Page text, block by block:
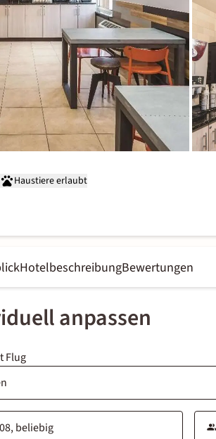
Haustiere erlaubt
HotelbeschreibungBewertungen
anpassen
Flug